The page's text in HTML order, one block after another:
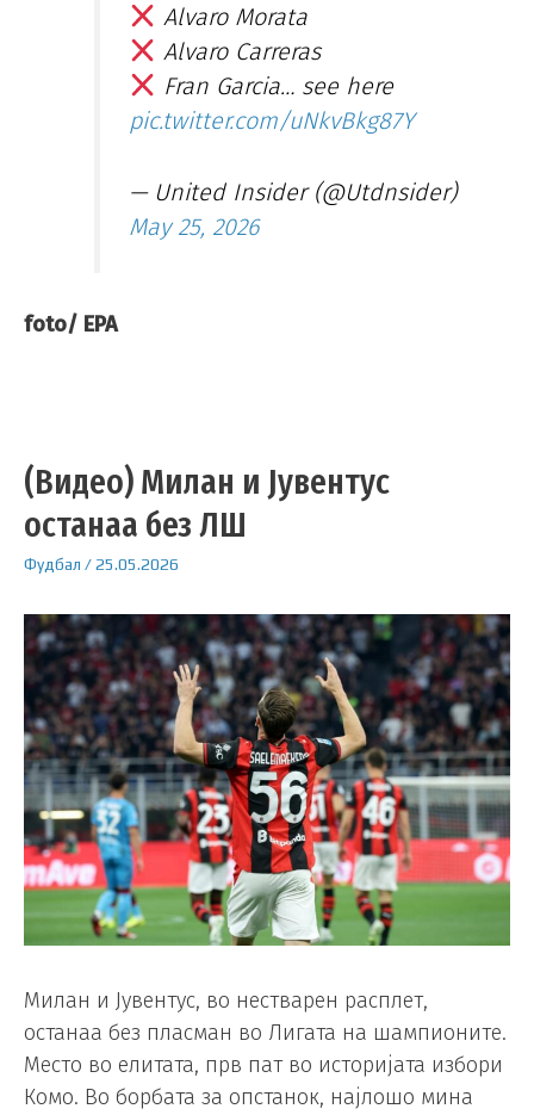
Alvaro Morata
Alvaro Carreras
Fran Garcia… see here
pic.twitter.com/uNkvBkg87Y
— United Insider (@Utdnsider)
May 25, 2026
foto/ EPA
(Видео) Милан и Јувентус
останаа без ЛШ
Фудбал /25.05.2026
Милан и Јувентус, во нестварен расплет,
останаа без пласман во Лигата на шампионите.
Место во елитата, прв пат во историјата избори
Комо. Во борбата за опстанок, најлошо мина